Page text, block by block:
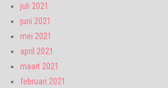
juli 2021
juni 2021
mei 2021
april 2021
maart 2021
februari 2021